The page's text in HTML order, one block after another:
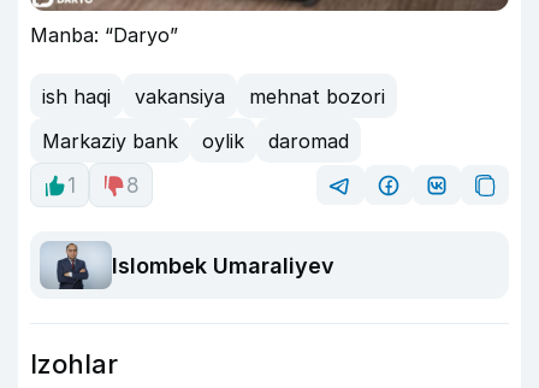
Manba: “Daryo”
ish haqi vakansiya
mehnat bozori
Markaziy bank
oylik
daromad
1
8
Islombek Umaraliyev
Izohlar